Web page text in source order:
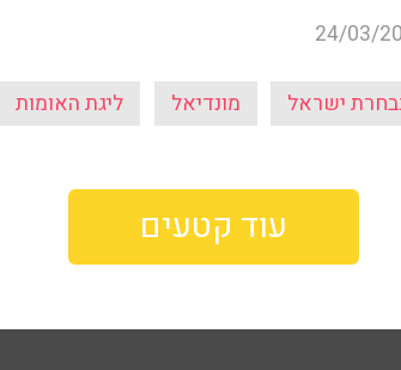
24/03/
ישראל מונדיאל ליגת האומות
עוד קטעים